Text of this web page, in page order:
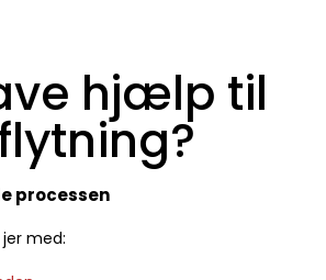
hjælp til
processen
med: